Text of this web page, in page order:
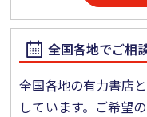
全国各地でご相
全国各地の有力書店
しています。ご希望